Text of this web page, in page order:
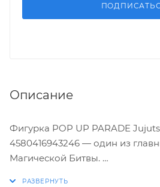
Описание
Фигурка POP UP PARADE
4580416943246 — один из
Магической Битвы.